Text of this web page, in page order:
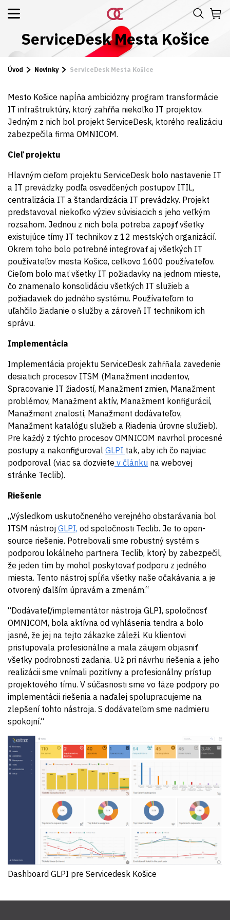
ServiceDesk Mesta Košice
Úvod Novinky ServiceDesk Mesta Košice
Mesto Košice napĺňa ambiciózny program transformácie
IT infraštruktúry, ktorý zahŕňa niekoľko IT projektov.
Jedným z nich bol projekt ServiceDesk, ktorého realizáciu
zabezpečila firma OMNICOM.
Cieľ projektu
Hlavným cieľom projektu ServiceDesk bolo nastavenie IT
a IT prevádzky podľa osvedčených postupov ITIL,
centralizácia IT a štandardizácia IT prevádzky. Projekt
predstavoval niekoľko výziev súvisiacich s jeho veľkým
rozsahom. Jednou z nich bola potreba zapojiť všetky
existujúce tímy IT technikov z 12 mestských organizácií.
Okrem toho bolo potrebné integrovať aj všetkých IT
používateľov mesta Košice, celkovo 1600 používateľov.
Cieľom bolo mať všetky IT požiadavky na jednom mieste,
čo znamenalo konsolidáciu všetkých IT služieb a
požiadaviek do jedného systému. Používateľom to
uľahčilo žiadanie o služby a zároveň IT technikom ich
správu.
Implementácia
Implementácia projektu ServiceDesk zahŕňala zavedenie
desiatich procesov ITSM (Manažment incidentov,
Spracovanie IT žiadostí, Manažment zmien, Manažment
problémov, Manažment aktív, Manažment konfigurácií,
Manažment znalostí, Manažment dodávateľov,
Manažment katalógu služieb a Riadenia úrovne služieb).
Pre každý z týchto procesov OMNICOM navrhol procesné
postupy a nakonfiguroval GLPI tak, aby ich čo najviac
podporoval (viac sa dozviete v článku na webovej
stránke Teclib).
Riešenie
„Výsledkom uskutočneného verejného obstarávania bol
ITSM nástroj GLPI, od spoločnosti Teclib. Je to open-
source riešenie. Potrebovali sme robustný systém s
podporou lokálneho partnera Teclib, ktorý by zabezpečil,
že jeden tím by mohol poskytovať podporu z jedného
miesta. Tento nástroj spĺňa všetky naše očakávania a je
otvorený ďalším úpravám a zmenám.“
“Dodávateľ/implementátor nástroja GLPI, spoločnosť
OMNICOM, bola aktívna od vyhlásenia tendra a bolo
jasné, že jej na tejto zákazke záleží. Ku klientovi
pristupovala profesionálne a mala záujem objasniť
všetky podrobnosti zadania. Už pri návrhu riešenia a jeho
realizácii sme vnímali pozitívny a profesionálny prístup
projektového tímu. V súčasnosti sme vo fáze podpory po
implementácii riešenia a naďalej spolupracujeme na
zlepšení tohto nástroja. S dodávateľom sme nadmieru
spokojní.“
Dashboard GLPI pre Servicedesk Košice